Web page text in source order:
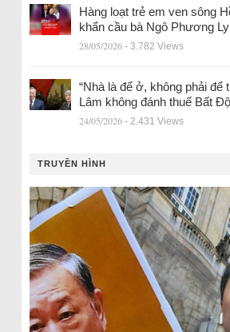
Hàng loạt trẻ em ven sông
khẩn cầu bà Ngô Phương
28/05/2026 - 3.782 Views
“Nhà là để ở, không phải để
Lâm không đánh thuế Bất
24/05/2026 - 2.431 Views
TRUYỀN HÌNH